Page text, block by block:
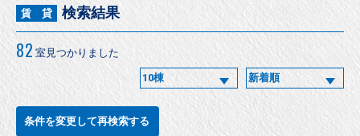
賃 貸 検索結果
82 室見つかりました
条件を変更して再検索する